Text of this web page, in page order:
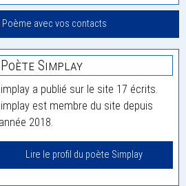
Poème avec vos contacts
Poète Simplay
a publié sur le site 17 écrits.
est membre du site depuis
2018.
Lire le profil du poète Simplay